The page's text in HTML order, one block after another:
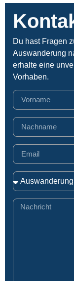
Du hast Fragen
Auswanderung
erhalte eine
Vorhaben.